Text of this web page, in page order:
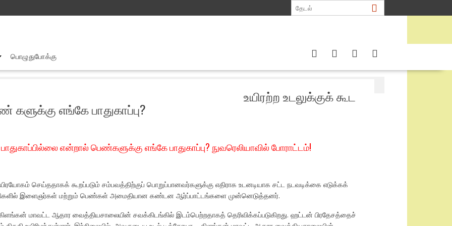
பொழுதுபோக்கு
உயிரற்ற உடலுக்குக் கூட
எங்கே பாதுகாப்பு?
பாதுகாப்பில்லை என்றால் பெண்களுக்கு எங்கே பாதுகாப்பு? நுவரெலியாவில் போராட்டம்!
செய்ததாகக் கூறப்படும் சம்பவத்திற்குப் பொறுப்பானவர்களுக்கு எதிராக உடனடியாக சட்ட நடவடிக்கை எடுக்கக்
இளைஞர்கள் மற்றும் பெண்கள் அமைதியான கண்டன ஆர்ப்பாட்டங்களை முன்னெடுத்தனர்.
மாவட்ட ஆதார வைத்தியசாலையின் சவக்கிடங்கில் இடம்பெற்றதாகத் தெரிவிக்கப்படுகிறது. ஹட்டன் பிரதேசத்தைச்